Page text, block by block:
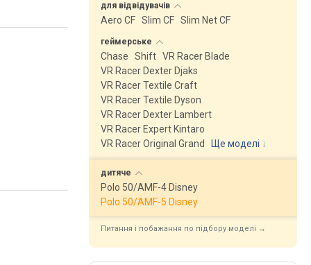
для відвідувачів
Aero CF Slim CF Slim Net CF
геймерське
Chase Shift VR Racer Blade
VR Racer Dexter Djaks
VR Racer Textile Craft
VR Racer Textile Dyson
VR Racer Dexter Lambert
VR Racer Expert Kintaro
VR Racer Original Grand
Ще моделі ↓
дитяче
Polo 50/AMF-4 Disney
Polo 50/AMF-5 Disney
Питання і побажання по підбору моделі →